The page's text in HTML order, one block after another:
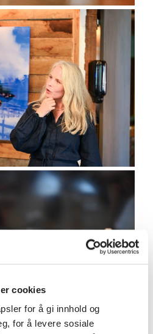
cookies
for å gi innhold og
for å levere sosiale